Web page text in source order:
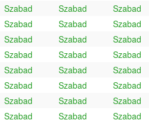
Szabad Szabad
Szabad
Szabad Szabad
Szabad
Szabad Szabad
Szabad
Szabad Szabad
Szabad
Szabad Szabad
Szabad
Szabad Szabad
Szabad
Szabad Szabad
Szabad
Szabad Szabad
Szabad